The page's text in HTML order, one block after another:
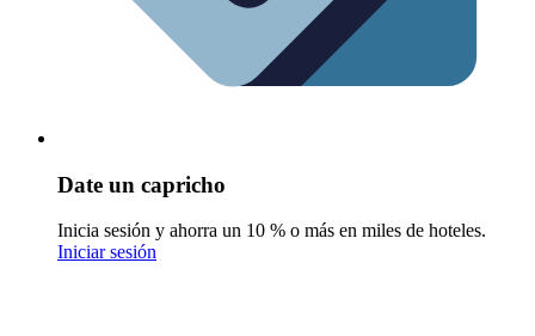
Date un capricho
Inicia sesión y ahorra un 10 % o más en miles de hoteles.
Iniciar sesión